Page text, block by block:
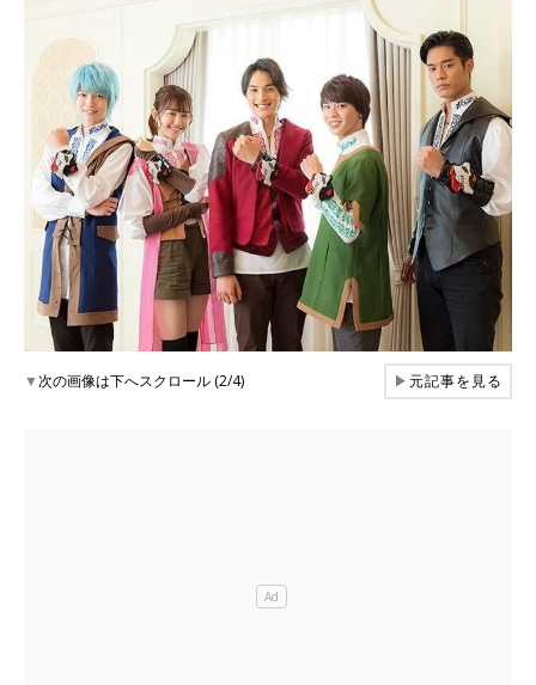
▼次の画像は下へスクロール (2/4) ▶元記事を見る